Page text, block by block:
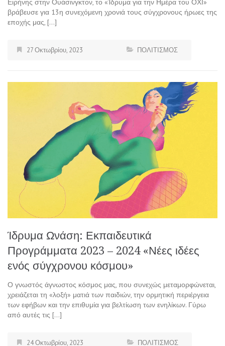
Ειρήνης στην Ουάσινγκτον, το «Ίδρυμα για την Ημέρα του ΟΧΙ»
βράβευσε για 13η συνεχόμενη χρονιά τους σύγχρονους ήρωες της
εποχής μας, […]
27 Οκτωβρίου, 2023 ΠΟΛΙΤΙΣΜΟΣ
Ίδρυμα Ωνάση: Εκπαιδευτικά
Προγράμματα 2023 – 2024 «Νέες ιδέες
ενός σύγχρονου κόσμου»
Ο γνωστός άγνωστος κόσμος μας, που συνεχώς μεταμορφώνεται,
χρειάζεται τη «λοξή» ματιά των παιδιών, την ορμητική περιέργεια
των εφήβων και την επιθυμία για βελτίωση των ενηλίκων. Γύρω
από αυτές τις […]
24 Οκτωβρίου, 2023 ΠΟΛΙΤΙΣΜΟΣ